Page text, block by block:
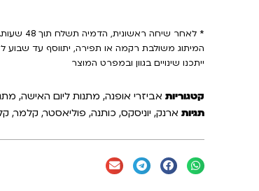
* לאחר
המיתוג משולבת רקמה או תפירה, יתווסף עד שבוע
ייתכנו שינויים בגוון ובמפרט המוצר
קטגוריות אביזרי אופנה, מתנות ליום האישה,
תגיות ארנק, יוניסקס, כותנה, פוליאסטר, קלמר,